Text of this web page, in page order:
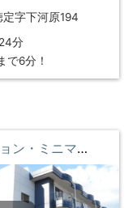
字下河原194
分
で6分！
【ティエードSEZON】RCマンション・ミニマリスト ③階 **即入居募集中**